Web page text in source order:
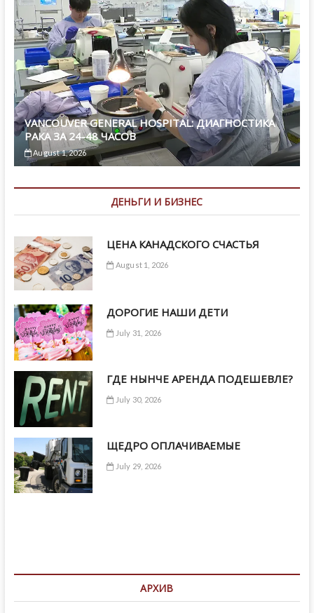
VANCOUVER GENERAL HOSPITAL: ДИАГНОСТИКА
РАКА ЗА 24-48 ЧАСОВ
August 1, 2026
ДЕНЬГИ И БИЗНЕС
ЦЕНА КАНАДСКОГО СЧАСТЬЯ
August 1, 2026
ДОРОГИЕ НАШИ ДЕТИ
July 31, 2026
ГДЕ НЫНЧЕ АРЕНДА ПОДЕШЕВЛЕ?
July 30, 2026
ЩЕДРО ОПЛАЧИВАЕМЫЕ
July 29, 2026
АРХИВ